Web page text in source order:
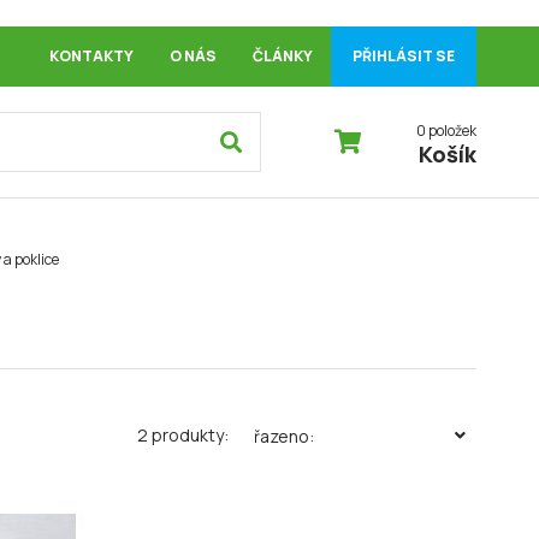
KONTAKTY O NÁS ČLÁNKY PŘIHLÁSIT SE
0 položek
Košík
poklice
2 produkty: řazeno: